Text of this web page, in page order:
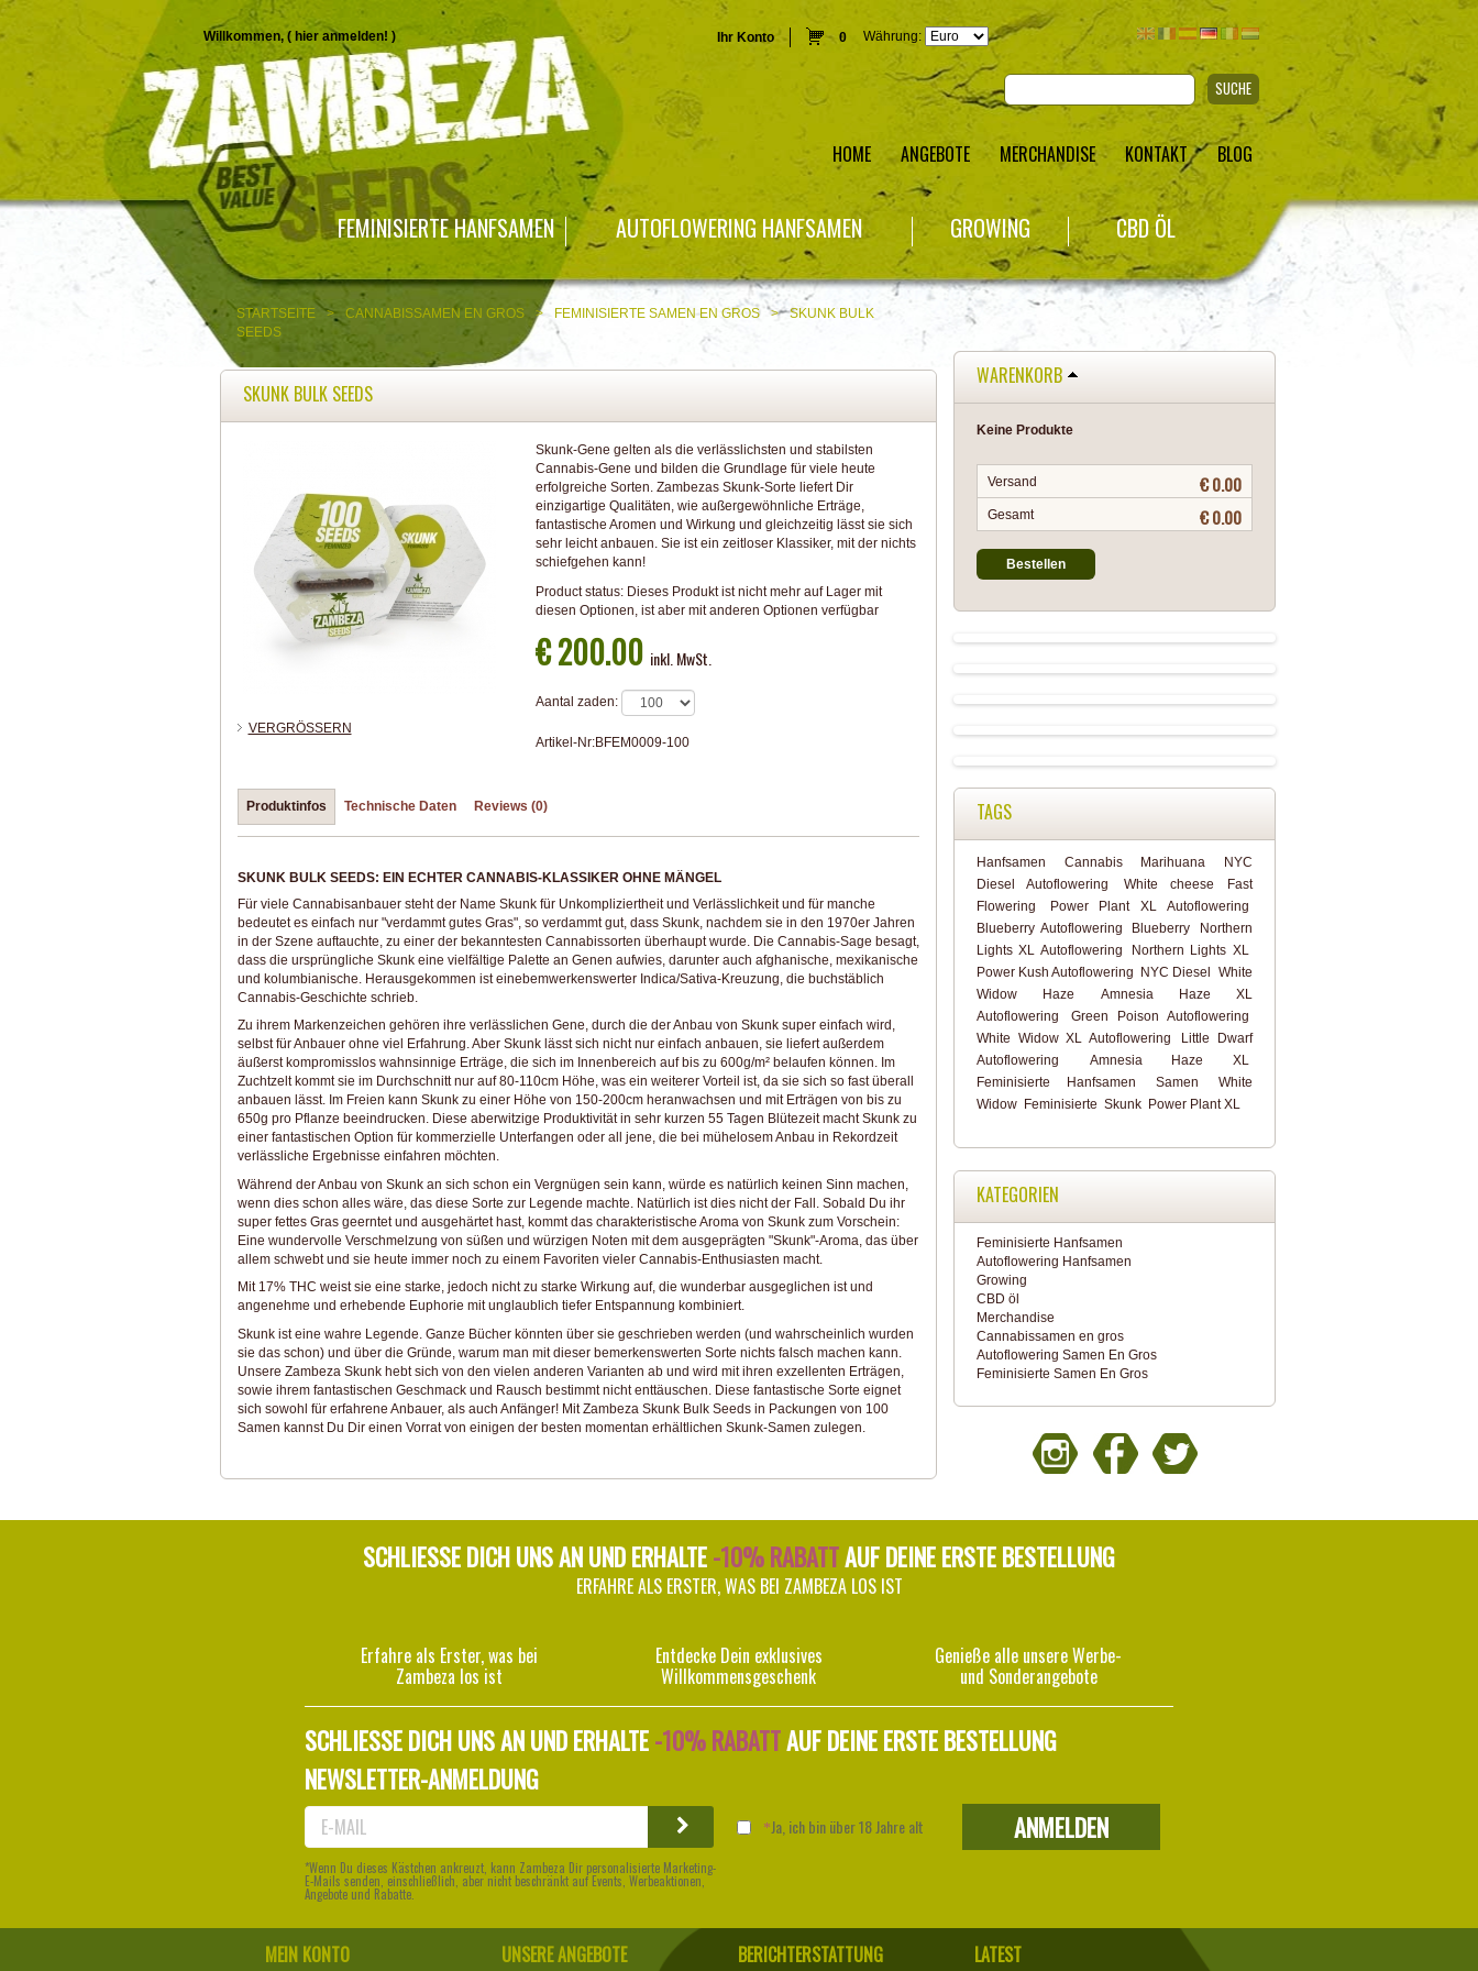
Willkommen, ( hier anmelden! ) Ihr Konto 0 Währung:
SUCHE
HOME ANGEBOTE MERCHANDISE KONTAKT BLOG
FEMINISIERTE HANFSAMEN AUTOFLOWERING HANFSAMEN GROWING CBD ÖL
STARTSEITE > CANNABISSAMEN EN GROS > FEMINISIERTE SAMEN EN GROS >
SKUNK BULK
SEEDS
SKUNK BULK SEEDS
VERGRÖSSERN
Skunk-Gene gelten als die verlässlichsten und stabilsten
Cannabis-Gene und bilden die Grundlage für viele heute
erfolgreiche Sorten. Zambezas Skunk-Sorte liefert Dir
einzigartige Qualitäten, wie außergewöhnliche Erträge,
fantastische Aromen und Wirkung und gleichzeitig lässt sie sich
sehr leicht anbauen. Sie ist ein zeitloser Klassiker, mit der nichts
schiefgehen kann!
Product status: Dieses Produkt ist nicht mehr auf Lager mit
diesen Optionen, ist aber mit anderen Optionen verfügbar
€ 200.00 inkl. MwSt.
Aantal zaden:
Artikel-Nr:BFEM0009-100
Produktinfos Technische Daten Reviews (0)
SKUNK BULK SEEDS: EIN ECHTER CANNABIS-KLASSIKER OHNE MÄNGEL
Für viele Cannabisanbauer steht der Name Skunk für Unkompliziertheit und Verlässlichkeit und für manche
bedeutet es einfach nur "verdammt gutes Gras", so verdammt gut, dass Skunk, nachdem sie in den 1970er Jahren
in der Szene auftauchte, zu einer der bekanntesten Cannabissorten überhaupt wurde. Die Cannabis-Sage besagt,
dass die ursprüngliche Skunk eine vielfältige Palette an Genen aufwies, darunter auch afghanische, mexikanische
und kolumbianische. Herausgekommen ist einebemwerkenswerter Indica/Sativa-Kreuzung, die buchstäblich
Cannabis-Geschichte schrieb.
Zu ihrem Markenzeichen gehören ihre verlässlichen Gene, durch die der Anbau von Skunk super einfach wird,
selbst für Anbauer ohne viel Erfahrung. Aber Skunk lässt sich nicht nur einfach anbauen, sie liefert außerdem
äußerst kompromisslos wahnsinnige Erträge, die sich im Innenbereich auf bis zu 600g/m² belaufen können. Im
Zuchtzelt kommt sie im Durchschnitt nur auf 80-110cm Höhe, was ein weiterer Vorteil ist, da sie sich so fast überall
anbauen lässt. Im Freien kann Skunk zu einer Höhe von 150-200cm heranwachsen und mit Erträgen von bis zu
650g pro Pflanze beeindrucken. Diese aberwitzige Produktivität in sehr kurzen 55 Tagen Blütezeit macht Skunk zu
einer fantastischen Option für kommerzielle Unterfangen oder all jene, die bei mühelosem Anbau in Rekordzeit
verlässliche Ergebnisse einfahren möchten.
Während der Anbau von Skunk an sich schon ein Vergnügen sein kann, würde es natürlich keinen Sinn machen,
wenn dies schon alles wäre, das diese Sorte zur Legende machte. Natürlich ist dies nicht der Fall. Sobald Du ihr
super fettes Gras geerntet und ausgehärtet hast, kommt das charakteristische Aroma von Skunk zum Vorschein:
Eine wundervolle Verschmelzung von süßen und würzigen Noten mit dem ausgeprägten "Skunk"-Aroma, das über
allem schwebt und sie heute immer noch zu einem Favoriten vieler Cannabis-Enthusiasten macht.
Mit 17% THC weist sie eine starke, jedoch nicht zu starke Wirkung auf, die wunderbar ausgeglichen ist und
angenehme und erhebende Euphorie mit unglaublich tiefer Entspannung kombiniert.
Skunk ist eine wahre Legende. Ganze Bücher könnten über sie geschrieben werden (und wahrscheinlich wurden
sie das schon) und über die Gründe, warum man mit dieser bemerkenswerten Sorte nichts falsch machen kann.
Unsere Zambeza Skunk hebt sich von den vielen anderen Varianten ab und wird mit ihren exzellenten Erträgen,
sowie ihrem fantastischen Geschmack und Rausch bestimmt nicht enttäuschen. Diese fantastische Sorte eignet
sich sowohl für erfahrene Anbauer, als auch Anfänger! Mit Zambeza Skunk Bulk Seeds in Packungen von 100
Samen kannst Du Dir einen Vorrat von einigen der besten momentan erhältlichen Skunk-Samen zulegen.
WARENKORB
Keine Produkte
Versand € 0.00
Gesamt € 0.00
Bestellen
TAGS
Hanfsamen Cannabis Marihuana
NYC
Diesel Autoflowering
White cheese Fast
Flowering
Power Plant XL Autoflowering
Blueberry Autoflowering
Blueberry
Northern
Lights XL Autoflowering
Northern Lights XL
Power Kush Autoflowering
NYC Diesel
White
Widow Haze
Amnesia Haze XL
Autoflowering
Green Poison Autoflowering
White Widow XL Autoflowering
Little Dwarf
Autoflowering
Amnesia Haze XL
Feminisierte Hanfsamen
Samen
White
Widow Feminisierte Skunk Power Plant XL
KATEGORIEN
Feminisierte Hanfsamen
Autoflowering Hanfsamen
Growing
CBD öl
Merchandise
Cannabissamen en gros
Autoflowering Samen En Gros
Feminisierte Samen En Gros
SCHLIESSE DICH UNS AN UND ERHALTE-10% RABATTAUF DEINE ERSTE BESTELLUNG
ERFAHRE ALS ERSTER, WAS BEI ZAMBEZA LOS IST
Erfahre als Erster, was bei
Zambeza los ist
Entdecke Dein exklusives
Willkommensgeschenk
Genieße alle unsere Werbe-
und Sonderangebote
SCHLIESSE DICH UNS AN UND ERHALTE-10% RABATTAUF DEINE ERSTE BESTELLUNG
NEWSLETTER-ANMELDUNG
Ja, ich bin über 18 Jahre alt
*Wenn Du dieses Kästchen ankreuzt, kann Zambeza Dir personalisierte Marketing-
E-Mails senden, einschließlich, aber nicht beschränkt auf Events, Werbeaktionen,
Angebote und Rabatte.
MEIN KONTO UNSERE ANGEBOTE BERICHTERSTATTUNG LATEST